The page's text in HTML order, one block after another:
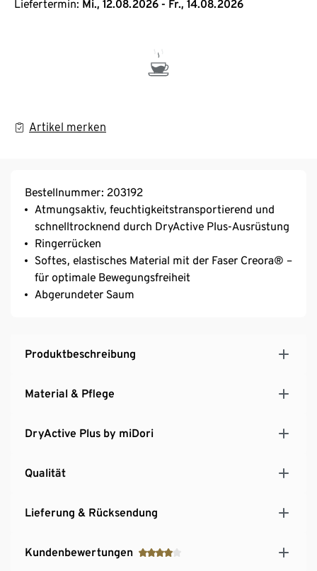
Liefertermin: Mi., 12.08.2026 - Fr., 14.08.2026
Artikel merken
Bestellnummer: 203192
Atmungsaktiv, feuchtigkeitstransportierend und
schnelltrocknend durch DryActive Plus-Ausrüstung
Ringerrücken
Softes, elastisches Material mit der Faser Creora® –
für optimale Bewegungsfreiheit
Abgerundeter Saum
Produktbeschreibung
Material & Pflege
DryActive Plus by miDori
Qualität
Lieferung & Rücksendung
Kundenbewertungen